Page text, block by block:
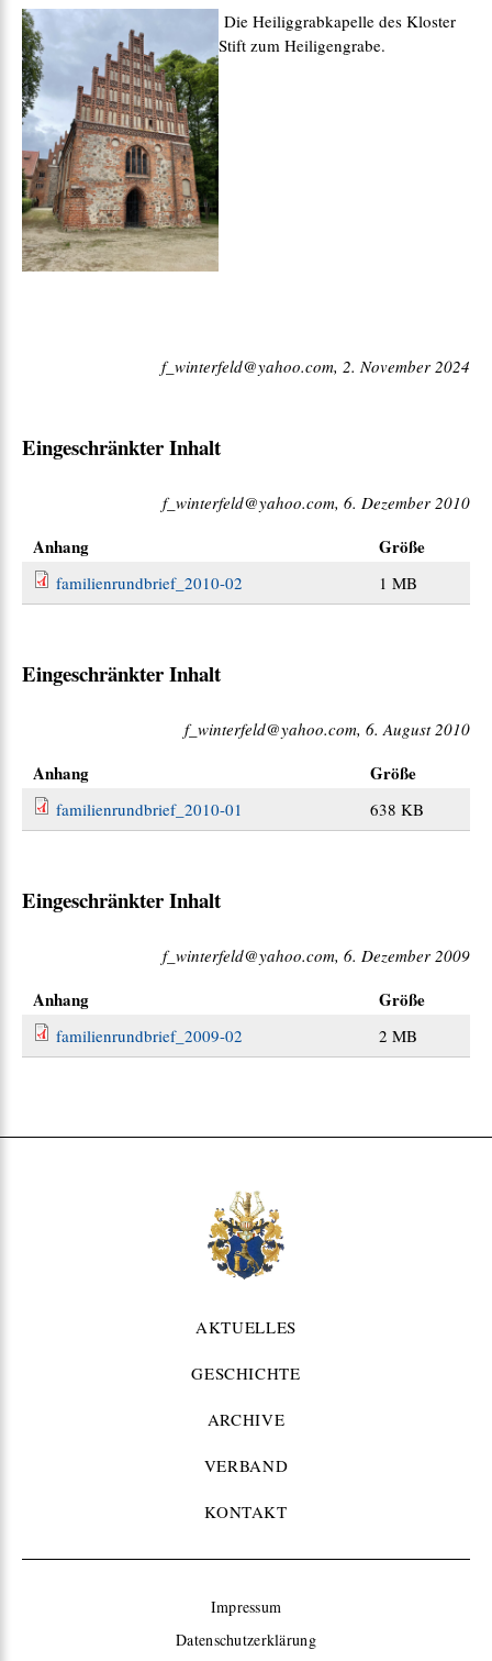
Die Heiliggrabkapelle des Kloster
Stift zum Heiligengrabe.
f_winterfeld@yahoo.com, 2. November 2024
Eingeschränkter Inhalt
f_winterfeld@yahoo.com, 6. Dezember 2010
Anhang Größe
familienrundbrief_2010-02 1 MB
Eingeschränkter Inhalt
f_winterfeld@yahoo.com, 6. August 2010
Anhang Größe
familienrundbrief_2010-01 638 KB
Eingeschränkter Inhalt
f_winterfeld@yahoo.com, 6. Dezember 2009
Anhang Größe
familienrundbrief_2009-02 2 MB
AKTUELLES
GESCHICHTE
ARCHIVE
VERBAND
KONTAKT
Impressum
Datenschutzerklärung